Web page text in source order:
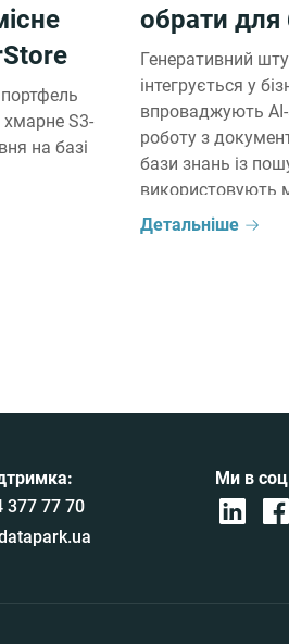
хмарне S3-
на базі
обрати для
Генеративний
інтегрується у
впроваджують AI-
роботу з
бази знань із
використовують
співробітників і
Детальніше
377 77 70
Ми в